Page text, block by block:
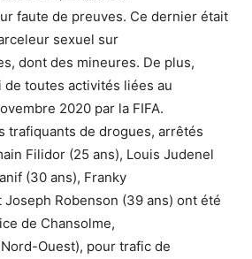
faute de preuves. Ce dernier était
sexuel sur
dont des mineures. De plus,
de toutes activités liées au
2020 par la FIFA.
trafiquants de drogues, arrêtés
Filidor (25 ans), Louis Judenel
(30 ans), Franky
Robenson (39 ans) ont été
de Chansolme,
Ouest), pour trafic de